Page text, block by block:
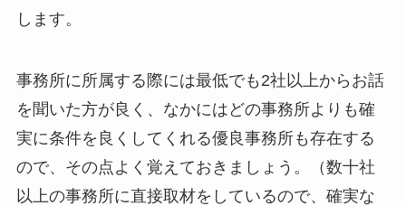
します。
事務所に所属する際には最低でも2社以上からお話
を聞いた方が良く、なかにはどの事務所よりも確
実に条件を良くしてくれる優良事務所も存在する
ので、その点よく覚えておきましょう。（数十社
以上の事務所に直接取材をしているので、確実な